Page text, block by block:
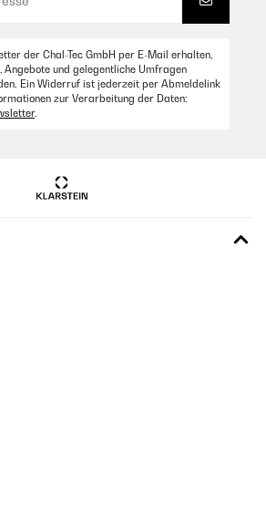
der Chal-Tec GmbH per E-Mail erhalten,
Angebote und gelegentliche Umfragen
Ein Widerruf ist jederzeit per Abmeldelink
zur Verarbeitung der Daten:
.